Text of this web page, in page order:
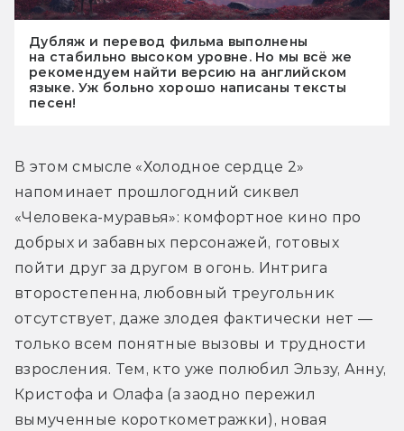
Дубляж и перевод фильма выполнены
на стабильно высоком уровне. Но мы всё же
рекомендуем найти версию на английском
языке. Уж больно хорошо написаны тексты
песен!
В этом смысле «Холодное сердце 2»
напоминает прошлогодний сиквел
«Человека-муравья»: комфортное кино про
добрых и забавных персонажей, готовых
пойти друг за другом в огонь. Интрига
второстепенна, любовный треугольник
отсутствует, даже злодея фактически нет —
только всем понятные вызовы и трудности
взросления. Тем, кто уже полюбил Эльзу, Анну,
Кристофа и Олафа (а заодно пережил
вымученные короткометражки), новая